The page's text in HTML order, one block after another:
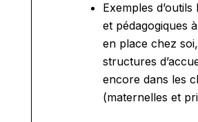
Exemples d’outils
et pédagogiques
en place chez
structures
encore dans les
(maternelles et